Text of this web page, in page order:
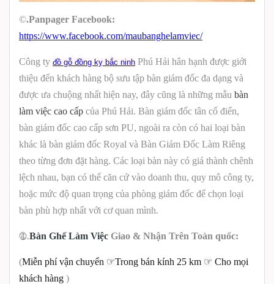
©.Panpager Facebook:
https://www.facebook.com/maubanghelamviec/
Công ty đồ gỗ đồng kỵ bắc ninh Phú Hải hân hạnh được giới
thiệu đến khách hàng bộ sưu tập bàn giám đốc đa dạng và
được ưa chuộng nhất hiện nay, đây cũng là những mẫu bàn
làm việc cao cấp của Phú Hải. Bàn giám đốc tân cổ điển,
bàn giám đốc cao cấp sơn PU, ngoài ra còn có hai loại bàn
khác là bàn giám đốc Royal và Bàn Giám Đốc Làm Riêng
theo từng đơn đặt hàng. Các loại bàn này có giá thành chênh
lệch nhau, bạn có thể căn cứ vào doanh thu, quy mô công ty,
hoặc mức độ quan trọng của phòng giám đốc để chọn loại
bàn phù hợp nhất với cơ quan mình.
⓸.Bàn Ghế Làm Việc Giao & Nhận Trên Toàn quốc:
(Miễn phí vận chuyển ☞Trong bán kính 25 km ☞ Cho mọi
khách hàng )